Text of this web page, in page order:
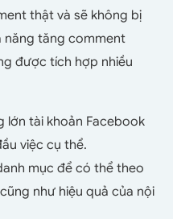
thật và sẽ không bị
năng tăng comment
được tích hợp nhiều
lớn tài khoản Facebook
việc cụ thể.
mục để có thể theo
như hiệu quả của nội